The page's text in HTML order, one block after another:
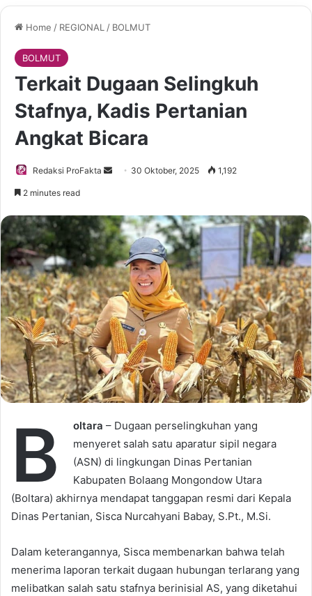
Home / REGIONAL/ BOLMUT
BOLMUT
Terkait Dugaan Selingkuh
Stafnya, Kadis Pertanian
Angkat Bicara
Redaksi ProFakta
d
a
n
e
m
a
i
l
30 Oktober, 2025 1,192
2 minutes read
B oltara – Dugaan perselingkuhan yang
menyeret salah satu aparatur sipil negara
(ASN) di lingkungan Dinas Pertanian
Kabupaten Bolaang Mongondow Utara
(Boltara) akhirnya mendapat tanggapan resmi dari Kepala
Dinas Pertanian, Sisca Nurcahyani Babay, S.Pt., M.Si.
Dalam keterangannya, Sisca membenarkan bahwa telah
menerima laporan terkait dugaan hubungan terlarang yang
melibatkan salah satu stafnya berinisial AS, yang diketahui